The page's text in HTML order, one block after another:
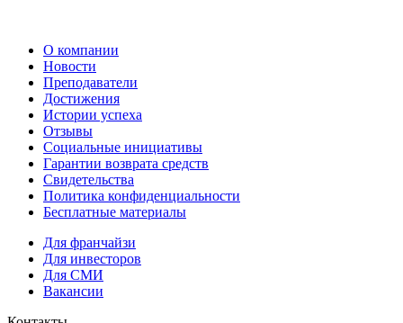
О компании
Новости
Преподаватели
Достижения
Истории успеха
Отзывы
Социальные инициативы
Гарантии возврата средств
Свидетельства
Политика конфиденциальности
Бесплатные материалы
Для франчайзи
Для инвесторов
Для СМИ
Вакансии